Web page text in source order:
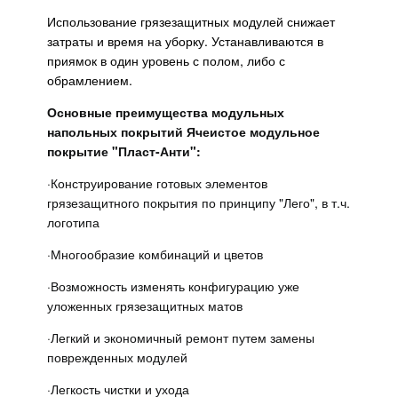
Использование грязезащитных модулей снижает
затраты и время на уборку. Устанавливаются в
приямок в один уровень с полом, либо с
обрамлением.
Основные преимущества модульных
напольных покрытий Ячеистое модульное
покрытие "Пласт-Анти":
·Конструирование готовых элементов
грязезащитного покрытия по принципу "Лего", в т.ч.
логотипа
·Многообразие комбинаций и цветов
·Возможность изменять конфигурацию уже
уложенных грязезащитных матов
·Легкий и экономичный ремонт путем замены
поврежденных модулей
·Легкость чистки и ухода